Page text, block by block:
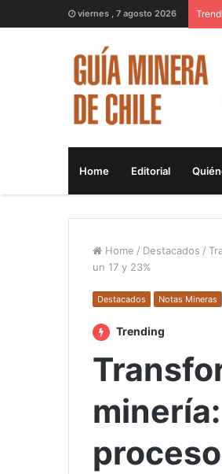
viernes , 7 agosto 2026
Home Editorial
Home / Destacados /
un 17 y 23%
Destacados Notas Mineras
Trending